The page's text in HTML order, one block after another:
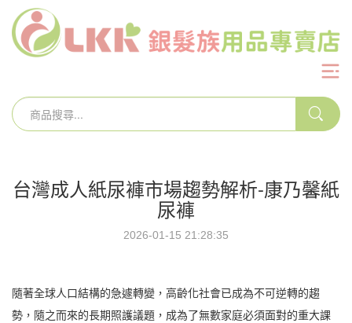
台灣成人紙尿褲市場趨勢解析-康乃馨紙
尿褲
2026-01-15 21:28:35
隨著全球人口結構的急遽轉變，高齡化社會已成為不可逆轉的趨
勢，隨之而來的長期照護議題，成為了無數家庭必須面對的重大課